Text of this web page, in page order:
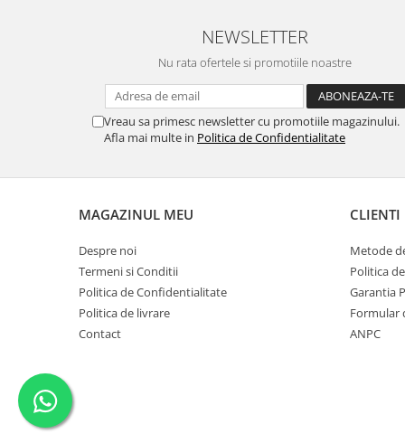
NEWSLETTER
Nu rata ofertele si promotiile noastre
Vreau sa primesc newsletter cu promotiile magazinului.
Afla mai multe in Politica de Confidentialitate
MAGAZINUL MEU
Despre noi
Termeni si Conditii
Politica de Confidentialitate
Politica de livrare
Contact
CLIENTI
Metode
Politica
Garantia
Formular
ANPC